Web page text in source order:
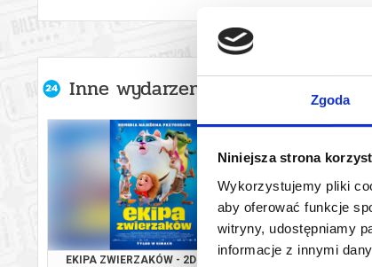
Zgoda
Niniejsza strona
Wykorzystujemy pliki
aby oferować funkcje
witryny, udostępniamy
informacje z innymi
Inne wydarzenia organizatora
EKIPA ZWIERZAKÓW - 2D DUBBING
WILLOW I